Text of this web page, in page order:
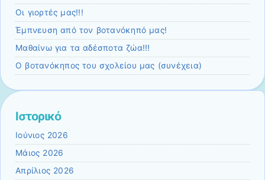
Οι γιορτές μας!!!
Έμπνευση από τον βοτανόκηπό μας!
Μαθαίνω για τα αδέσποτα ζώα!!!
Ο βοτανόκηπος του σχολείου μας (συνέχεια)
Ιστορικό
Ιούνιος 2026
Μάιος 2026
Απρίλιος 2026